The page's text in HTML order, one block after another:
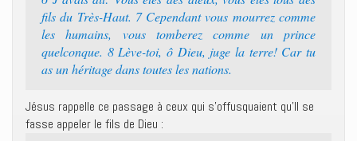
fils du Très-Haut. 7 Cependant vous mourrez comme
les humains, vous tomberez comme un prince
quelconque. 8 Lève-toi, ô Dieu, juge la terre! Car tu
as un héritage dans toutes les nations.
Jésus rappelle ce passage à ceux qui s’offusquaient qu’Il se
fasse appeler le fils de Dieu :